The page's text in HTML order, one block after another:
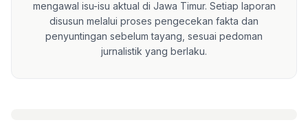
mengawal isu-isu aktual di Jawa Timur. Setiap laporan
disusun melalui proses pengecekan fakta dan
penyuntingan sebelum tayang, sesuai pedoman
jurnalistik yang berlaku.